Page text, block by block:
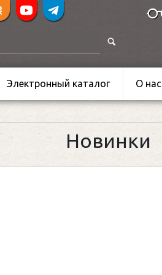
Электронный каталог О нас
Новинки